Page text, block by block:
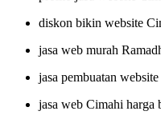
diskon bikin website
jasa web murah
jasa pembuatan
jasa web Cimahi harga